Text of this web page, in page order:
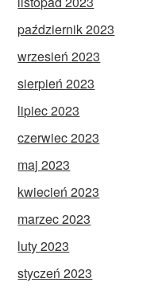
październik 2023
wrzesień 2023
sierpień 2023
lipiec 2023
czerwiec 2023
maj 2023
kwiecień 2023
marzec 2023
luty 2023
styczeń 2023